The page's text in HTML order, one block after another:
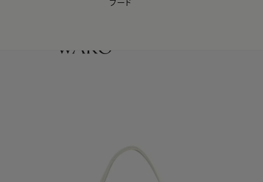
【会員様限定】夏のプレゼントキャンペーン開催中
フード